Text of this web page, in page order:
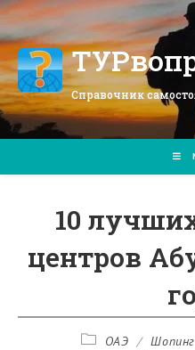
Перейти
к
содержимому
Справочник
10
центров
Рубрика
ОАЭ / Шопинг